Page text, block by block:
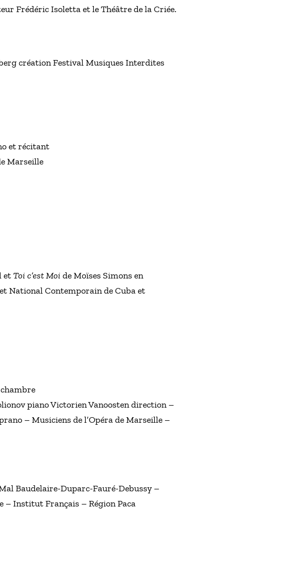
Frédéric Isoletta et le Théâtre de la Criée.
création Festival Musiques Interdites
et récitant
Marseille
et Toi c’est Moi de Moïses Simons en
National Contemporain de Cuba et
piano Victorien Vanoosten direction –
– Musiciens de l’Opéra de Marseille –
Baudelaire-Duparc-Fauré-Debussy –
– Institut Français – Région Paca